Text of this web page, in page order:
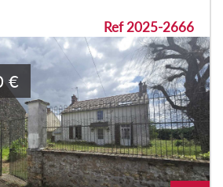
Ref 2025-2666
€